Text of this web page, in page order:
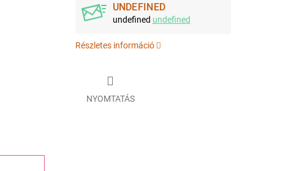
UNDEFINED
undefined undefined
Részletes információ
NYOMTATÁS